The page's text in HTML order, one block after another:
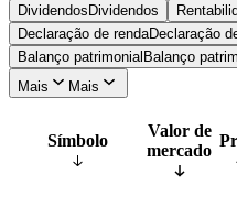
Dividendos Dividendos
Declaração de rendaDeclaração
Balanço patrimonial Balanço
Mais
Mais
Símbolo
Valor de
mercado